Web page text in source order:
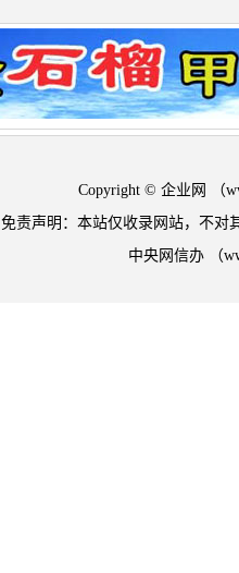
Copyright © 企业网 （
免责声明：本站仅收录网站，不对
中央网信办 （